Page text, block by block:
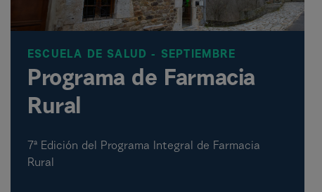
ESCUELA DE SALUD - SEPTIEMBRE
Programa de Farmacia
Rural
7ª Edición del Programa Integral de Farmacia
Rural